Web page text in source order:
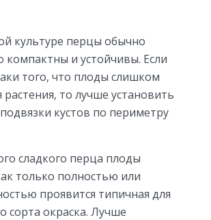
культуре перцы обычно
компактны и устойчивы. Если
того, что плоды слишком
растения, то лучше установить
кустов по периметру
сладкого перца плоды
только полностью или
проявится типичная для
сорта окраска. Лучше